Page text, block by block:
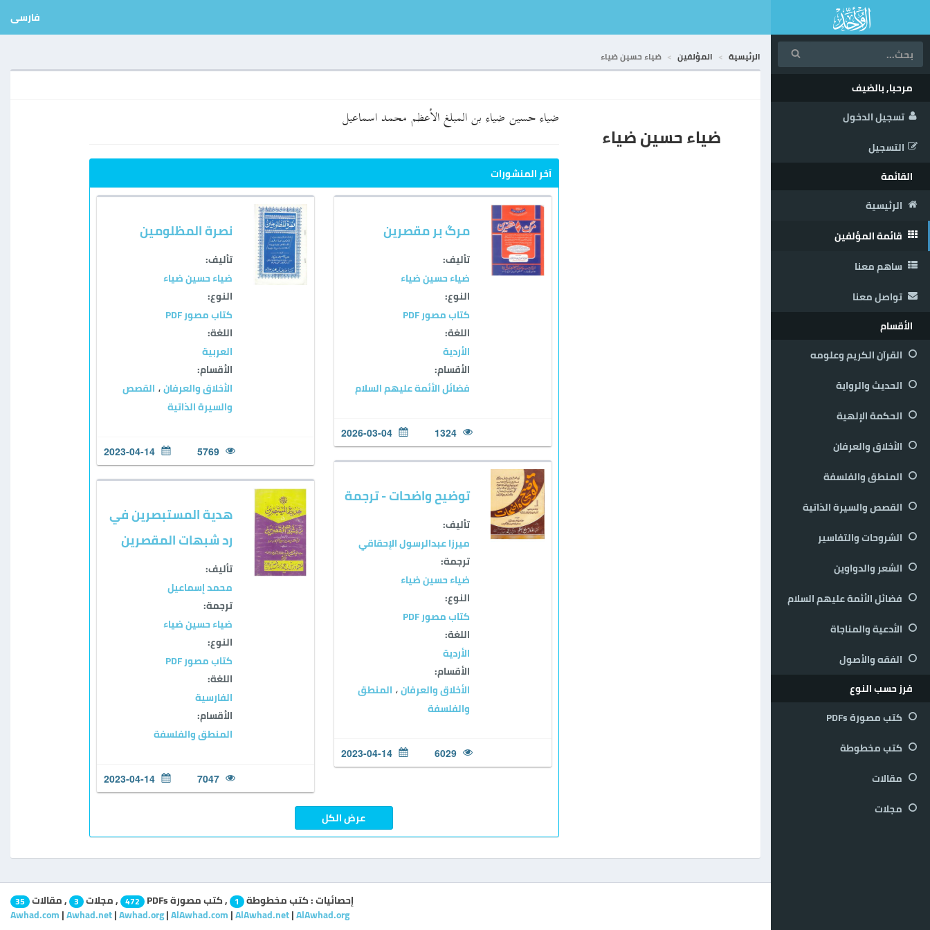
فارسی
مرحبا, بالضيف
تسجيل الدخول
التسجيل
القائمة
الرئيسية
قائمة المؤلفين
ساهم معنا
تواصل معنا
الأقسام
القرآن الكريم وعلومه
الحديث والرواية
الحكمة الإلهية
الأخلاق والعرفان
المنطق والفلسفة
القصص والسيرة الذاتية
الشروحات والتفاسير
الشعر والدواوين
فضائل الأئمة عليهم السلام
الأدعية والمناجاة
الفقه والأصول
فرز حسب النوع
كتب مصورة PDFs
كتب مخطوطة
مقالات
مجلات
الرئيسية المؤلفين ضياء حسين ضياء
ضياء حسين ضياء
ضياء حسين ضياء بن المبلغ الأعظم محمد اسماعيل
آخر المنشورات
مرگ بر مقصرين
تأليف:
ضياء حسين ضياء
النوع:
كتاب مصور PDF
اللغة:
الأردية
الأقسام:
فضائل الأئمة عليهم السلام
1324
2026-03-04
نصرة المظلومين
تأليف:
ضياء حسين ضياء
النوع:
كتاب مصور PDF
اللغة:
العربية
الأقسام:
الأخلاق والعرفان ، القصص
والسيرة الذاتية
5769
2023-04-14
توضيح واضحات - ترجمة
تأليف:
ميرزا عبدالرسول الإحقاقي
ترجمة:
ضياء حسين ضياء
النوع:
كتاب مصور PDF
اللغة:
الأردية
الأقسام:
الأخلاق والعرفان ، المنطق
والفلسفة
6029
2023-04-14
هدية المستبصرين في
رد شبهات المقصرين
تأليف:
محمد إسماعيل
ترجمة:
ضياء حسين ضياء
النوع:
كتاب مصور PDF
اللغة:
الفارسية
الأقسام:
المنطق والفلسفة
7047
2023-04-14
عرض الكل
إحصائيات :كتب مخطوطة 1
,كتب مصورة PDFs 472
,مجلات 3
,مقالات 35
Awhad.com|Awhad.net|Awhad.org|AlAwhad.com|AlAwhad.net|AlAwhad.org